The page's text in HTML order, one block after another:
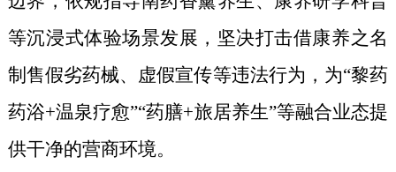
等沉浸式体验场景发展，坚决打击借康养之名
制售假劣药械、虚假宣传等违法行为，为“黎药
药浴+温泉疗愈”“药膳+旅居养生”等融合业态提
供干净的营商环境。